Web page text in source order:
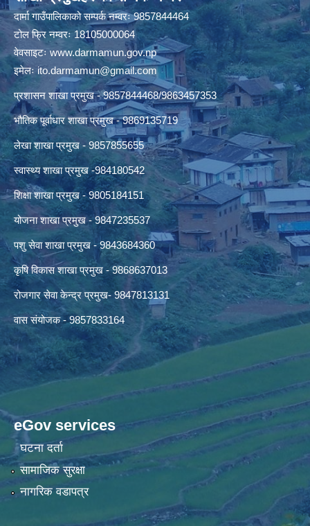
दार्मा गाउँपालिकाको सम्पर्क नम्वरः 9857844464
टोल फ्रि नम्वरः 18105000064
वेवसाइटःwww.darmamun.gov.np
इमेलःito.darmamun@gmail.com
प्रशासन शाखा प्रमुख - 9857844468/9863457353
भौतिक पूर्वाधार शाखा प्रमुख - 9869135719
लेखा शाखा प्रमुख - 9857855655
स्वास्थ्य शाखा प्रमुख -984180542
शिक्षा शाखा प्रमुख - 9805184151
योजना शाखा प्रमुख - 9847235537
पशु सेवा शाखा प्रमुख - 9843684360
कृषि विकास शाखा प्रमुख - 9868637013
रोजगार सेवा केन्द्र प्रमुख- 9847813131
वास संयोजक - 9857833164
eGov services
घटना दर्ता
सामाजिक सुरक्षा
नागरिक वडापत्र